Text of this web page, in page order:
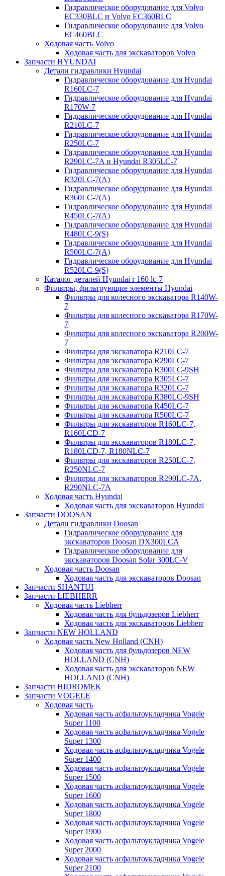
Гидравлическое оборудование для Volvo
EC330BLC и Volvo EC360BLC
Гидравлическое оборудование для Volvo
EC460BLC
Ходовая часть Volvo
Ходовая часть для экскаваторов Volvo
Запчасти HYUNDAI
Детали гидравлики Hyundai
Гидравлическое оборудование для Hyundai
R160LC-7
Гидравлическое оборудование для Hyundai
R170W-7
Гидравлическое оборудование для Hyundai
R210LC-7
Гидравлическое оборудование для Hyundai
R250LC-7
Гидравлическое оборудование для Hyundai
R290LC-7A и Hyundai R305LC-7
Гидравлическое оборудование для Hyundai
R320LC-7(A)
Гидравлическое оборудование для Hyundai
R360LC-7(A)
Гидравлическое оборудование для Hyundai
R450LC-7(A)
Гидравлическое оборудование для Hyundai
R480LC-9(S)
Гидравлическое оборудование для Hyundai
R500LC-7(A)
Гидравлическое оборудование для Hyundai
R520LC-9(S)
Каталог деталей Hyundai r 160 lc-7
Фильтры, фильтрующие элементы Hyundai
Фильтры для колесного экскаватора R140W-
7
Фильтры для колесного экскаватора R170W-
7
Фильтры для колесного экскаватора R200W-
7
Фильтры для экскаватора R210LC-7
Фильтры для экскаватора R290LC-7
Фильтры для экскаватора R300LC-9SH
Фильтры для экскаватора R305LC-7
Фильтры для экскаватора R320LC-7
Фильтры для экскаватора R380LC-9SH
Фильтры для экскаватора R450LC-7
Фильтры для экскаватора R500LC-7
Фильтры для экскаваторов R160LC-7,
R160LCD-7
Фильтры для экскаваторов R180LC-7,
R180LCD-7, R180NLC-7
Фильтры для экскаваторов R250LC-7,
R250NLC-7
Фильтры для экскаваторов R290LC-7A,
R290NLC-7A
Ходовая часть Hyundai
Ходовая часть для экскаваторов Hyundai
Запчасти DOOSAN
Детали гидравлики Doosan
Гидравлическое оборудование для
экскаваторов Doosan DX300LCA
Гидравлическое оборудование для
экскаваторов Doosan Solar 300LC-V
Ходовая часть Doosan
Ходовая часть для экскаваторов Doosan
Запчасти SHANTUI
Запчасти LIEBHERR
Ходовая часть Liebherr
Ходовая часть для бульдозеров Liebherr
Ходовая часть для экскаваторов Liebherr
Запчасти NEW HOLLAND
Ходовая часть New Holland (CNH)
Ходовая часть для бульдозеров NEW
HOLLAND (CNH)
Ходовая часть для экскаваторов NEW
HOLLAND (CNH)
Запчасти HIDROMEK
Запчасти VOGELE
Ходовая часть
Ходовая часть асфальтоукладчика Vogele
Super 1100
Ходовая часть асфальтоукладчика Vogele
Super 1300
Ходовая часть асфальтоукладчика Vogele
Super 1400
Ходовая часть асфальтоукладчика Vogele
Super 1500
Ходовая часть асфальтоукладчика Vogele
Super 1600
Ходовая часть асфальтоукладчика Vogele
Super 1800
Ходовая часть асфальтоукладчика Vogele
Super 1900
Ходовая часть асфальтоукладчика Vogele
Super 2000
Ходовая часть асфальтоукладчика Vogele
Super 2100